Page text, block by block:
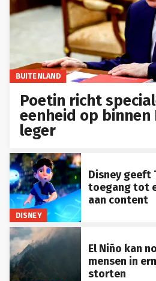
BUITENLAND
Poetin richt
eenheid op binnen
leger
DISNEY
Disney geeft
toegang tot
aan content
El Niño kan
mensen in
storten